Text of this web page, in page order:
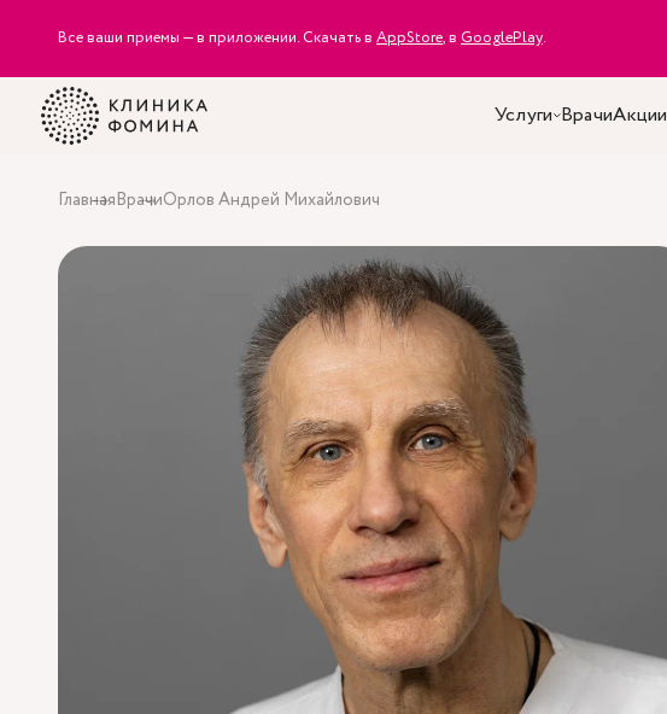
Все ваши приемы — в приложении. Скачать в AppStore, в GooglePlay.
Услуги ВрачиАкции
ГлавнаяВрачиОрлов Андрей Михайлович